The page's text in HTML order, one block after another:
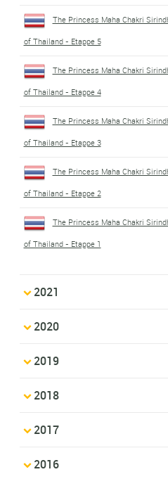
The Princess Maha Chakri
of Thailand - Etappe 5
The Princess Maha Chakri
of Thailand - Etappe 4
The Princess Maha Chakri
of Thailand - Etappe 3
The Princess Maha Chakri
of Thailand - Etappe 2
The Princess Maha Chakri
of Thailand - Etappe 1
2021
2020
2019
2018
2017
2016